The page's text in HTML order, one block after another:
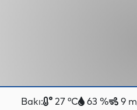
Bakı: 27 °C 63 % 9